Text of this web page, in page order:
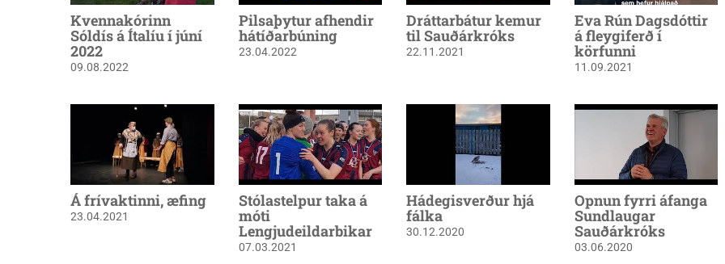
Kvennakórinn
Sóldís á Ítalíu í júní
2022
09.08.2022
Pilsaþytur afhendir
hátíðarbúning
23.04.2022
Dráttarbátur kemur
til Sauðárkróks
22.11.2021
Eva Rún Dagsdóttir
á fleygiferð í
körfunni
11.09.2021
Á frívaktinni, æfing
23.04.2021
Stólastelpur taka á
móti
Lengjudeildarbikar
07.03.2021
Hádegisverður hjá
fálka
30.12.2020
Opnun fyrri áfanga
Sundlaugar
Sauðárkróks
03.06.2020